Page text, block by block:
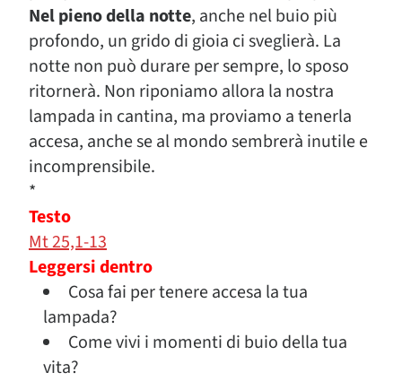
Nel pieno della notte, anche nel buio più
profondo, un grido di gioia ci sveglierà. La
notte non può durare per sempre, lo sposo
ritornerà. Non riponiamo allora la nostra
lampada in cantina, ma proviamo a tenerla
accesa, anche se al mondo sembrerà inutile e
incomprensibile.
*
Testo
Mt 25,1-13
Leggersi dentro
Cosa fai per tenere accesa la tua
lampada?
Come vivi i momenti di buio della tua
vita?